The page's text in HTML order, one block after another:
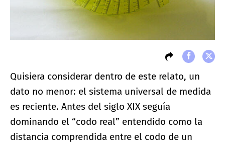
Quisiera considerar dentro de este relato, un
dato no menor: el sistema universal de medida
es reciente. Antes del siglo XIX seguía
dominando el “codo real” entendido como la
distancia comprendida entre el codo de un